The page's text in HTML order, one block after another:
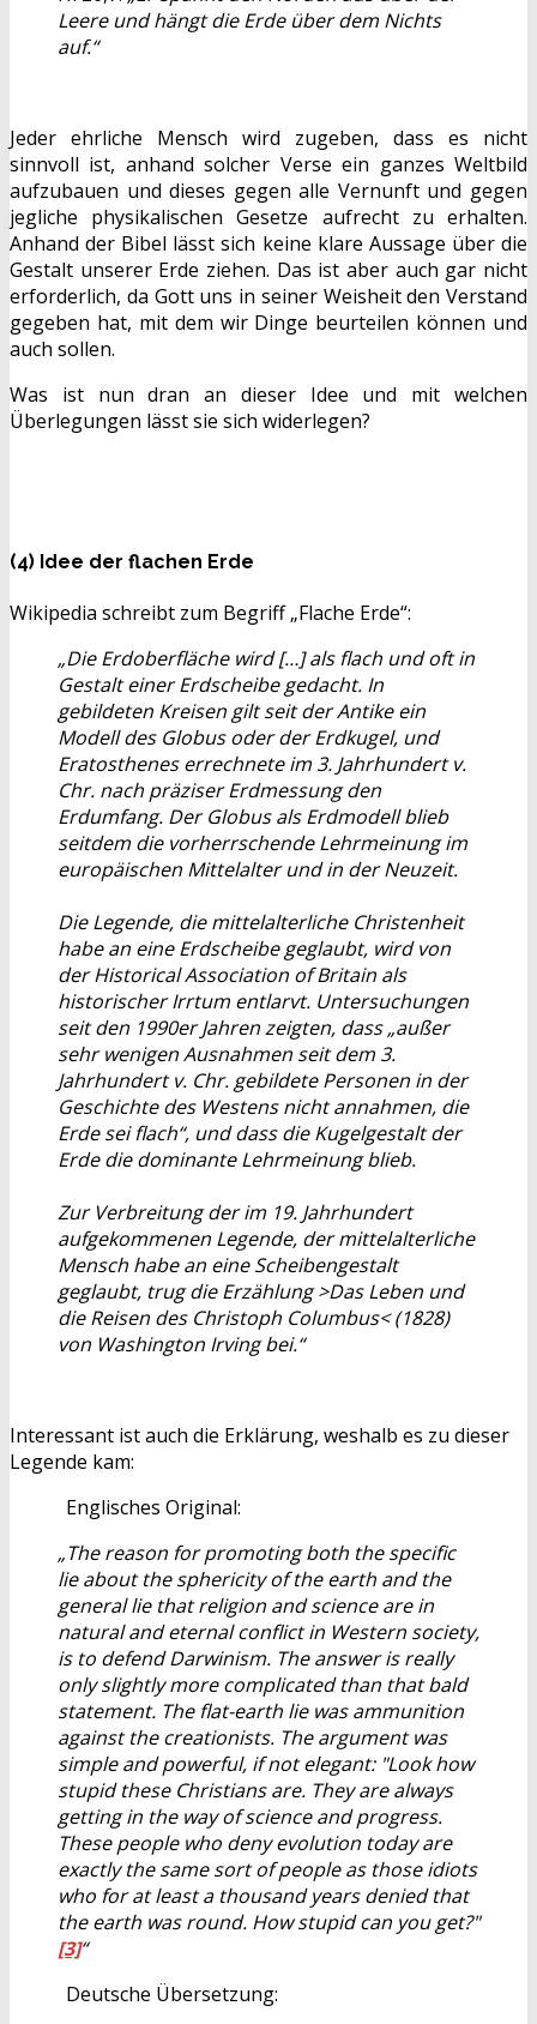
Leere und hängt die Erde über dem Nichts
auf.“
Jeder ehrliche Mensch wird zugeben, dass es nicht
sinnvoll ist, anhand solcher Verse ein ganzes Weltbild
aufzubauen und dieses gegen alle Vernunft und gegen
jegliche physikalischen Gesetze aufrecht zu erhalten.
Anhand der Bibel lässt sich keine klare Aussage über die
Gestalt unserer Erde ziehen. Das ist aber auch gar nicht
erforderlich, da Gott uns in seiner Weisheit den Verstand
gegeben hat, mit dem wir Dinge beurteilen können und
auch sollen.
Was ist nun dran an dieser Idee und mit welchen
Überlegungen lässt sie sich widerlegen?
(4) Idee der flachen Erde
Wikipedia schreibt zum Begriff „Flache Erde“:
„Die Erdoberfläche wird […] als flach und oft in
Gestalt einer Erdscheibe gedacht. In
gebildeten Kreisen gilt seit der Antike ein
Modell des Globus oder der Erdkugel, und
Eratosthenes errechnete im 3. Jahrhundert v.
Chr. nach präziser Erdmessung den
Erdumfang. Der Globus als Erdmodell blieb
seitdem die vorherrschende Lehrmeinung im
europäischen Mittelalter und in der Neuzeit.
Die Legende, die mittelalterliche Christenheit
habe an eine Erdscheibe geglaubt, wird von
der Historical Association of Britain als
historischer Irrtum entlarvt. Untersuchungen
seit den 1990er Jahren zeigten, dass „außer
sehr wenigen Ausnahmen seit dem 3.
Jahrhundert v. Chr. gebildete Personen in der
Geschichte des Westens nicht annahmen, die
Erde sei flach“, und dass die Kugelgestalt der
Erde die dominante Lehrmeinung blieb.
Zur Verbreitung der im 19. Jahrhundert
aufgekommenen Legende, der mittelalterliche
Mensch habe an eine Scheibengestalt
geglaubt, trug die Erzählung >Das Leben und
die Reisen des Christoph Columbus< (1828)
von Washington Irving bei.“
Interessant ist auch die Erklärung, weshalb es zu dieser
Legende kam:
Englisches Original:
„The reason for promoting both the specific
lie about the sphericity of the earth and the
general lie that religion and science are in
natural and eternal conflict in Western society,
is to defend Darwinism. The answer is really
only slightly more complicated than that bald
statement. The flat-earth lie was ammunition
against the creationists. The argument was
simple and powerful, if not elegant: "Look how
stupid these Christians are. They are always
getting in the way of science and progress.
These people who deny evolution today are
exactly the same sort of people as those idiots
who for at least a thousand years denied that
the earth was round. How stupid can you get?"
[3]“
Deutsche Übersetzung: